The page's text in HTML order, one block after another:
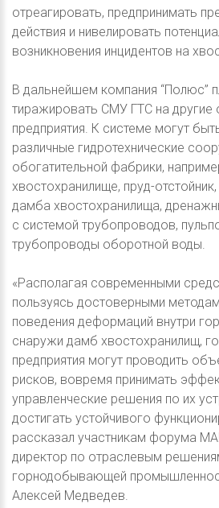
отреагировать, предпринимать
действия и нивелировать
возникновения инцидентов на
В дальнейшем компания “Полюс”
тиражировать СМУ ГТС на другие
предприятия. К системе могут
различные гидротехнические
обогатительной фабрики,
хвостохранилище, пруд-
дамба хвостохранилища,
с системой трубопроводов,
трубопроводы оборотной воды.
«Располагая современными
пользуясь достоверными
поведения деформаций внутри
снаружи дамб хвостохранилищ,
предприятия могут проводить
рисков, вовремя принимать
управленческие решения по их
достигать устойчивого
рассказал участникам форума
директор по отраслевым
горнодобывающей
Алексей Медведев.